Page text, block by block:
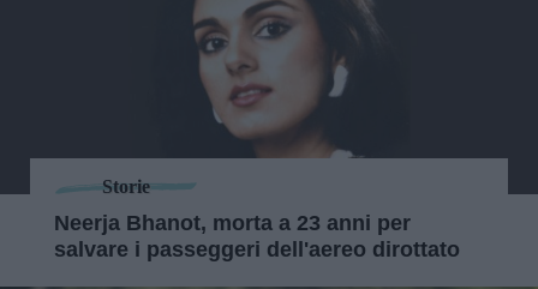
Storie
Neerja Bhanot, morta a 23 anni per
salvare i passeggeri dell'aereo dirottato